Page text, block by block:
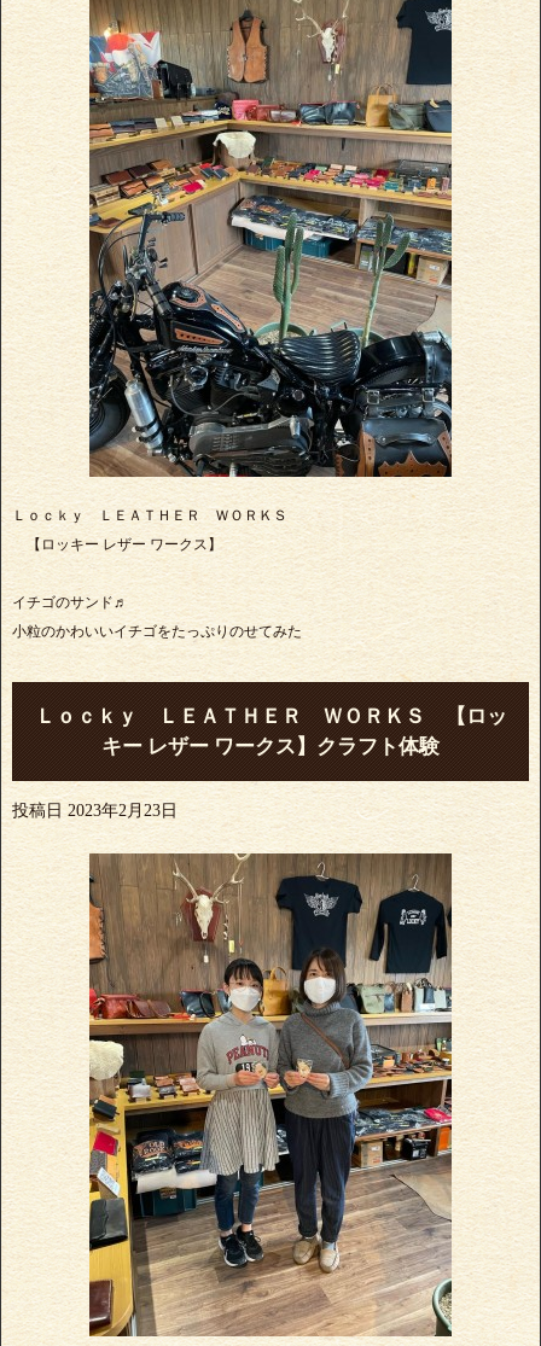
Ｌｏｃｋｙ ＬＥＡＴＨＥＲ ＷＯＲＫＳ
【ロッキー レザー ワークス】
イチゴのサンド♬
小粒のかわいいイチゴをたっぷりのせてみた
Ｌｏｃｋｙ ＬＥＡＴＨＥＲ ＷＯＲＫＳ 【ロッ
キー レザー ワークス】クラフト体験
投稿日 2023年2月23日